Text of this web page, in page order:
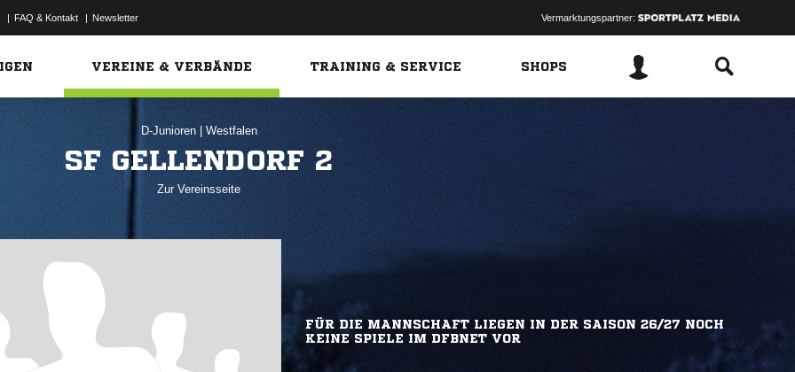
| FAQ & Kontakt | Newsletter Vermarktungspartner:
VEREINE & VERBÄNDE TRAINING & SERVICE SHOPS
D-Junioren Westfalen
SF GELLENDORF 2
Zur Vereinsseite
FÜR DIE MANNSCHAFT LIEGEN IN DER SAISON 26/27 NOCH
KEINE SPIELE IM DFBNET VOR